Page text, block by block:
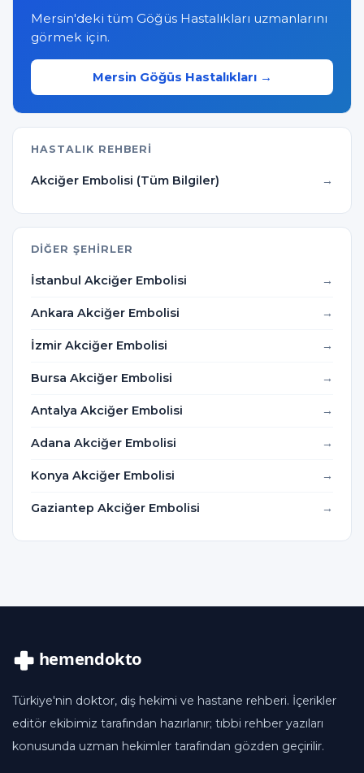
Mersin'deki tüm Göğüs Hastalıkları uzmanlarını
görmek için.
Mersin Göğüs Hastalıkları →
HASTALIK REHBERI
Akciğer Embolisi (Tüm Bilgiler)
DIĞER ŞEHIRLER
İstanbul Akciğer Embolisi
Ankara Akciğer Embolisi
İzmir Akciğer Embolisi
Bursa Akciğer Embolisi
Antalya Akciğer Embolisi
Adana Akciğer Embolisi
Konya Akciğer Embolisi
Gaziantep Akciğer Embolisi
Türkiye'nin doktor, diş hekimi ve hastane rehberi. İçerikler
editör ekibimiz tarafından hazırlanır; tıbbi rehber yazıları
konusunda uzman hekimler tarafından gözden geçirilir.